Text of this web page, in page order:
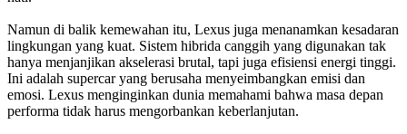
Namun di balik kemewahan itu, Lexus juga menanamkan kesadaran
lingkungan yang kuat. Sistem hibrida canggih yang digunakan tak
hanya menjanjikan akselerasi brutal, tapi juga efisiensi energi tinggi.
Ini adalah supercar yang berusaha menyeimbangkan emisi dan
emosi. Lexus menginginkan dunia memahami bahwa masa depan
performa tidak harus mengorbankan keberlanjutan.